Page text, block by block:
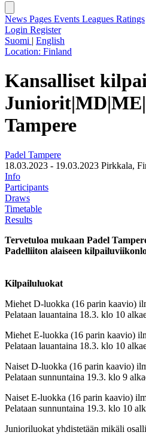
News Pages Events Leagues Ratings
Login Register
Suomi | English
Location: Finland
Kansalliset
Tampere
Padel Tampere
18.03.2023 - 19.03.2023 Pirkkala,
Info
Participants
Draws
Timetable
Results
Tervetuloa mukaan Padel
Padelliiton alaiseen
Kilpailuluokat
Miehet D-luokka (16 parin kaavio)
Pelataan lauantaina 18.3. klo 10
Miehet E-luokka (16 parin kaavio)
Pelataan lauantaina 18.3. klo 10
Naiset D-luokka (16 parin kaavio)
Pelataan sunnuntaina 19.3. klo 9
Naiset E-luokka (16 parin kaavio)
Pelataan sunnuntaina 19.3. klo 10
Junioriluokat yhdistetään mikäli